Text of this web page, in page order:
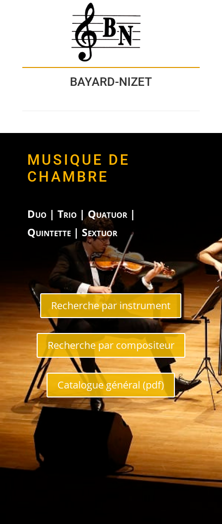
BAYARD-NIZET
MUSIQUE DE
CHAMBRE
Duo | Trio | Quatuor |
Quintette | Sextuor
Recherche par instrument
Recherche par compositeur
Catalogue général (pdf)